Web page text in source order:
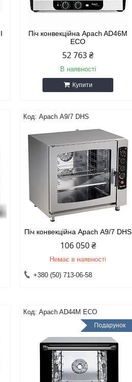
Піч конвекційна Apach AD46M
ECO
52 763 ₴
В наявності
Купити
Apach А9/7 DHS
Піч конвекційна Apach А9/7 DHS
106 050 ₴
Немає в наявності
+380 (50) 713-06-58
Apach AD44M ECO
Подарунок